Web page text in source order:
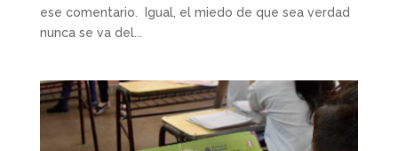
ese comentario. Igual, el miedo de que sea verdad
nunca se va del...